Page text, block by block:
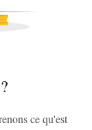
ce qu'est